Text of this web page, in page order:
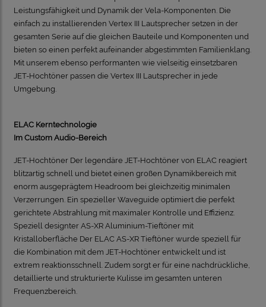
Leistungsfähigkeit und Dynamik der Vela-Komponenten. Die
einfach zu installierenden Vertex III Lautsprecher setzen in der
gesamten Serie auf die gleichen Bauteile und Komponenten und
bieten so einen perfekt aufeinander abgestimmten Familienklang.
Mit unserem ebenso performanten wie vielseitig einsetzbaren
JET-Hochtöner passen die Vertex III Lautsprecher in jede
Umgebung.
ELAC Kerntechnologie
Im Custom Audio-Bereich
JET-Hochtöner Der legendäre JET-Hochtöner von ELAC reagiert
blitzartig schnell und bietet einen großen Dynamikbereich mit
enorm ausgeprägtem Headroom bei gleichzeitig minimalen
Verzerrungen. Ein spezieller Waveguide optimiert die perfekt
gerichtete Abstrahlung mit maximaler Kontrolle und Effizienz.
Speziell designter AS-XR Aluminium-Tieftöner mit
Kristalloberfläche Der ELAC AS-XR Tieftöner wurde speziell für
die Kombination mit dem JET-Hochtöner entwickelt und ist
extrem reaktionsschnell. Zudem sorgt er für eine nachdrückliche,
detaillierte und strukturierte Kulisse im gesamten unteren
Frequenzbereich.